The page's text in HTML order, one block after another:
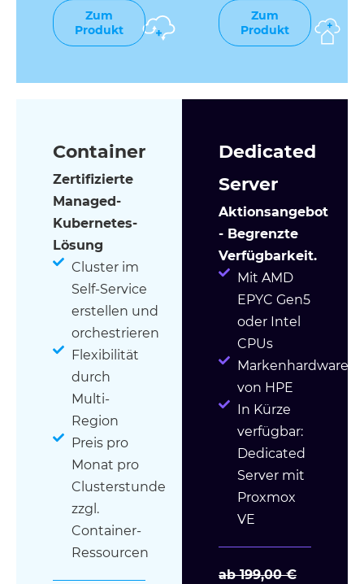
Zum
Produkt
Zum
Produkt
Container
Zertifizierte
Managed-
Kubernetes-
Lösung
Cluster im
Self-Service
erstellen und
orchestrieren
Flexibilität
durch
Multi-
Region
Preis pro
Monat pro
Clusterstunde
zzgl.
Container-
Ressourcen
Dedicated
Server
Aktionsangebot
- Begrenzte
Verfügbarkeit.
Mit AMD
EPYC Gen5
oder Intel
CPUs
Markenhardware
von HPE
In Kürze
verfügbar:
Dedicated
Server mit
Proxmox
VE
ab 199,00 €